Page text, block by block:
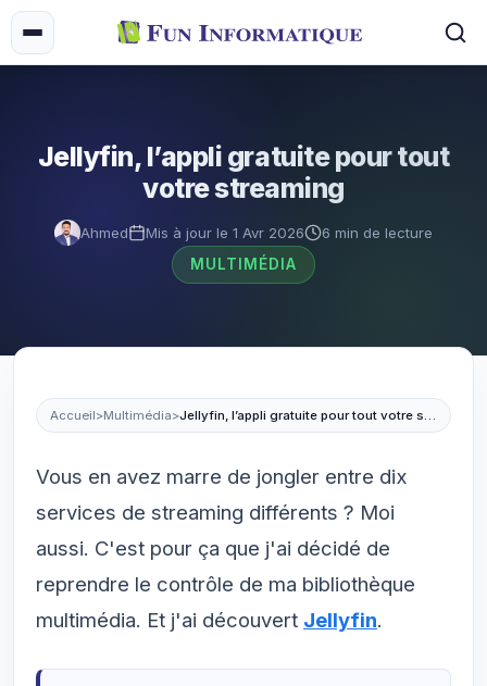
Jellyfin, l’appli gratuite pour tout
votre streaming
Ahmed Mis à jour le 1 Avr 2026
6 min de lecture
MULTIMÉDIA
Accueil>Multimédia> Jellyfin, l’appli gratuite pour tout votre streaming
Vous en avez marre de jongler entre dix
services de streaming différents ? Moi
aussi. C'est pour ça que j'ai décidé de
reprendre le contrôle de ma bibliothèque
multimédia. Et j'ai découvert Jellyfin.